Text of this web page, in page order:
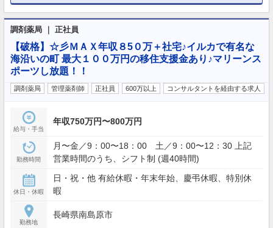
調剤薬局 ｜ 正社員
【破格】☆彡ＭＡＸ年収８5０万＋社宅♪イルカで有名な
海沿いの町 最大１００万円の移住支援金あり♪マリーンス
ポーツし放題！！
調剤薬局 管理薬剤師 正社員 600万以上 コンサルタントを経由する求人
給与・手当
年収750万円〜800万円
勤務時間
月〜金／9：00〜18：00 土／9：00〜12：30 上記
営業時間のうち、シフト制 (週40時間)
休日・休暇
日・祝・他 有給休暇・年末年始、慶弔休暇、特別休
暇
勤務地
長崎県南島原市